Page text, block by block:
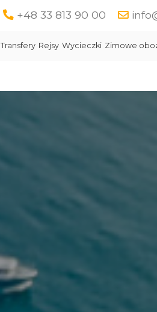
+48 33 813 90 00
Transfery Rejsy Wycieczki Zimowe